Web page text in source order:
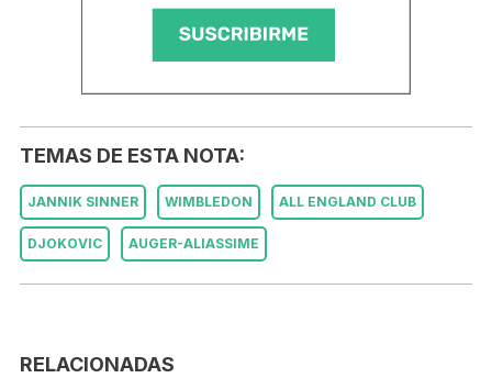
TEMAS DE ESTA NOTA:
JANNIK SINNER WIMBLEDON ALL ENGLAND CLUB
DJOKOVIC AUGER-ALIASSIME
RELACIONADAS